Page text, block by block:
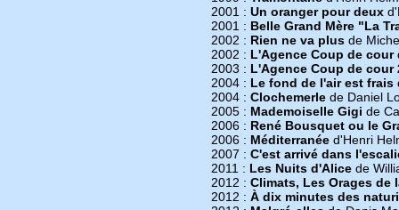
2001 : Un oranger pour deux
2001 : Belle Grand Mère "La
2002 : Rien ne va plus de
2002 : L'Agence Coup de cour
2003 : L'Agence Coup de cour
2004 : Le fond de l'air est frais
2004 : Clochemerle de Daniel
2005 : Mademoiselle Gigi de
2006 : René Bousquet ou le
2006 : Méditerranée d'Henri
2007 : C'est arrivé dans
2011 : Les Nuits d'Alice de
2012 : Climats, Les Orages de
2012 : À dix minutes des